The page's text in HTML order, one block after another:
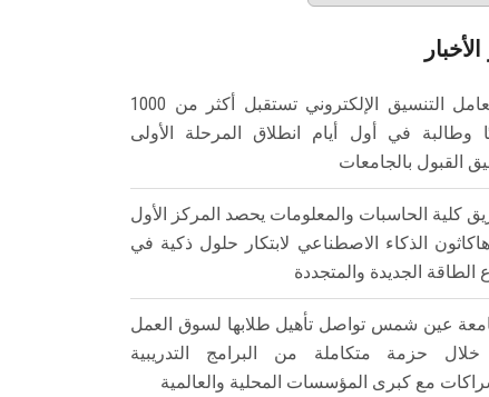
معامل التنسيق الإلكتروني تستقبل أكثر من 1000
وطالبة في أول أيام انطلاق المرحلة الأولى
القبول بالجامعات
كلية الحاسبات والمعلومات يحصد المركز الأول
الذكاء الاصطناعي لابتكار حلول ذكية في
الطاقة الجديدة والمتجددة
عين شمس تواصل تأهيل طلابها لسوق العمل
حزمة متكاملة من البرامج التدريبية
مع كبرى المؤسسات المحلية والعالمية